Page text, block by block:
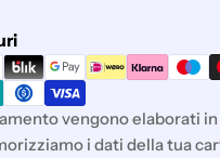
vengono elaborati
i dati della tua